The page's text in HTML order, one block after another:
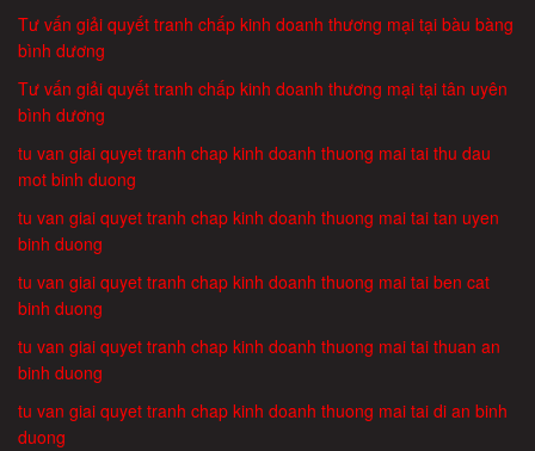
Tư vấn giải quyết tranh chấp kinh doanh thương mại tại bàu bàng
bình dương
Tư vấn giải quyết tranh chấp kinh doanh thương mại tại tân uyên
bình dương
tu van giai quyet tranh chap kinh doanh thuong mai tai thu dau
mot binh duong
tu van giai quyet tranh chap kinh doanh thuong mai tai tan uyen
binh duong
tu van giai quyet tranh chap kinh doanh thuong mai tai ben cat
binh duong
tu van giai quyet tranh chap kinh doanh thuong mai tai thuan an
binh duong
tu van giai quyet tranh chap kinh doanh thuong mai tai di an binh
duong